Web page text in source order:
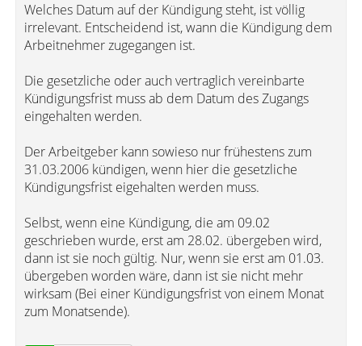
Welches Datum auf der Kündigung steht, ist völlig
irrelevant. Entscheidend ist, wann die Kündigung dem
Arbeitnehmer zugegangen ist.
Die gesetzliche oder auch vertraglich vereinbarte
Kündigungsfrist muss ab dem Datum des Zugangs
eingehalten werden.
Der Arbeitgeber kann sowieso nur frühestens zum
31.03.2006 kündigen, wenn hier die gesetzliche
Kündigungsfrist eigehalten werden muss.
Selbst, wenn eine Kündigung, die am 09.02
geschrieben wurde, erst am 28.02. übergeben wird,
dann ist sie noch gültig. Nur, wenn sie erst am 01.03.
übergeben worden wäre, dann ist sie nicht mehr
wirksam (Bei einer Kündigungsfrist von einem Monat
zum Monatsende).